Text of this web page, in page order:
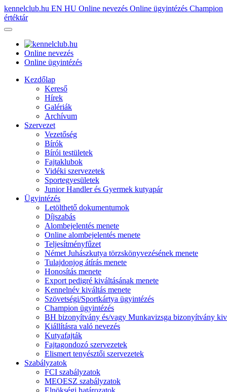
kennelclub.hu EN HU Online nevezés Online ügyintézés Champion
értéktár
Online nevezés
Online ügyintézés
Kezdőlap
Kereső
Hírek
Galériák
Archívum
Szervezet
Vezetőség
Bírók
Bírói testületek
Fajtaklubok
Vidéki szervezetek
Sportegyesületek
Junior Handler és Gyermek kutyapár
Ügyintézés
Letölthető dokumentumok
Díjszabás
Alombejelentés menete
Online alombejelentés menete
Teljesítményfűzet
Német Juhászkutya törzskönyvezésének menete
Tulajdonjog átírás menete
Honosítás menete
Export pedigré kiváltásának menete
Kennelnév kiváltás menete
Szövetségi/Sportkártya ügyintézés
Champion ügyintézés
BH bizonyítvány és/vagy Munkavizsga bizonyítvány
Kiállításra való nevezés
Kutyafajták
Fajtagondozó szervezetek
Elismert tenyésztői szervezetek
Szabályzatok
FCI szabályzatok
MEOESZ szabályzatok
Elnökségi határozatok